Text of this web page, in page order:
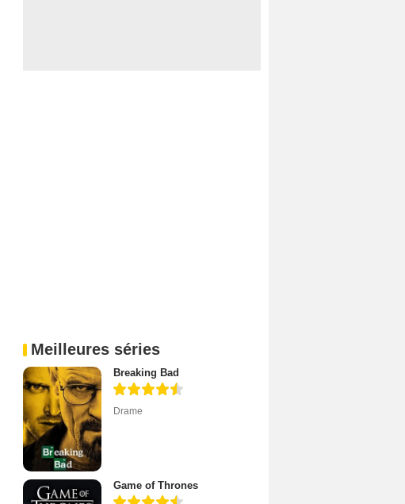
Meilleures séries
Breaking Bad
Drame
Game of Thrones